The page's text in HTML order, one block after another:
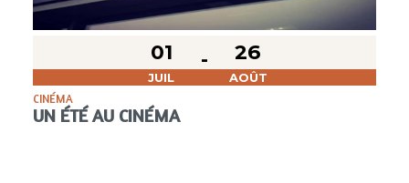
01
JUIL
26
AOÛT
CINÉMA
UN ÉTÉ AU CINÉMA